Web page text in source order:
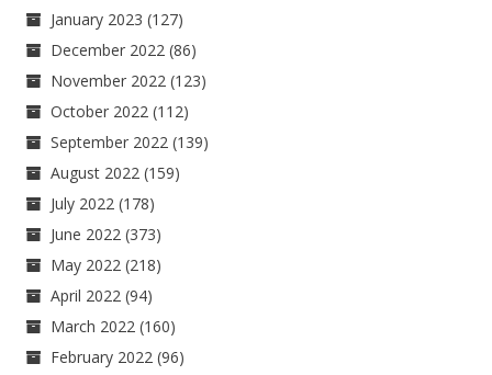
January 2023 (127)
December 2022 (86)
November 2022 (123)
October 2022 (112)
September 2022 (139)
August 2022 (159)
July 2022 (178)
June 2022 (373)
May 2022 (218)
April 2022 (94)
March 2022 (160)
February 2022 (96)